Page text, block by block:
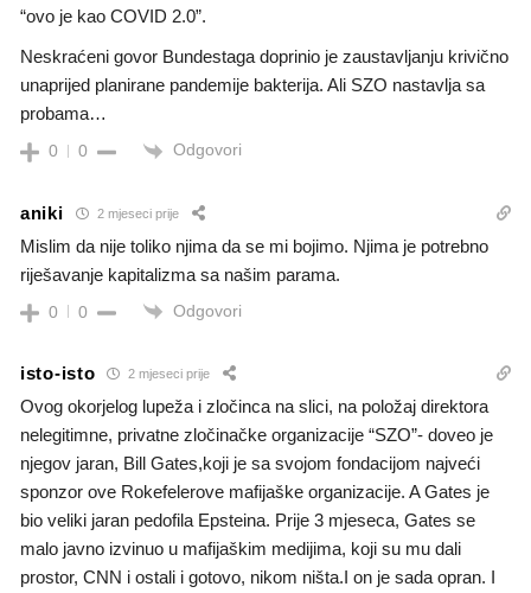
“ovo je kao COVID 2.0”.
Neskraćeni govor Bundestaga doprinio je zaustavljanju krivično
unaprijed planirane pandemije bakterija. Ali SZO nastavlja sa
probama…
0 0 Odgovori
aniki 2 mjeseci prije
Mislim da nije toliko njima da se mi bojimo. Njima je potrebno
riješavanje kapitalizma sa našim parama.
0 0 Odgovori
isto-isto 2 mjeseci prije
Ovog okorjelog lupeža i zločinca na slici, na položaj direktora
nelegitimne, privatne zločinačke organizacije “SZO”- doveo je
njegov jaran, Bill Gates,koji je sa svojom fondacijom najveći
sponzor ove Rokefelerove mafijaške organizacije. A Gates je
bio veliki jaran pedofila Epsteina. Prije 3 mjeseca, Gates se
malo javno izvinuo u mafijaškim medijima, koji su mu dali
prostor, CNN i ostali i gotovo, nikom ništa.I on je sada opran. I